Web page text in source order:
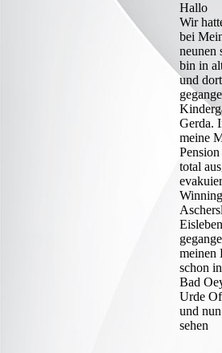
Hallo
Wir
bei
neunen
bin in
und
Gerda.
meine
total
meinen
schon
Bad
Urde
und
sehen